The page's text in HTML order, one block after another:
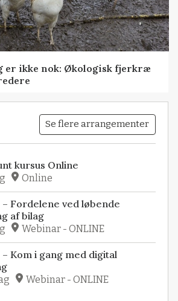
er ikke nok: Økologisk fjerkræ
Se flere arrangementer
kursus Online
Online
Fordelene ved løbende
af bilag
Webinar - ONLINE
Kom i gang med digital
Webinar - ONLINE